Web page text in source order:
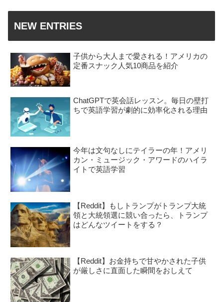
NEW ENTRIES
子供から大人まで愛される！アメリカの
定番スナック人気10商品を紹介
ChatGPTで英会話レッスン。毎日の壁打
ちで英語学習が劇的に効率化される理由
今年は文句なしにテイラーの年！アメリ
カン・ミュージック・アワードのハイラ
イトで英語学習
【Reddit】もしトランプがトランプ大統
領と大統領選に競い合ったら、トランプ
はどんなツイートをする？
【Reddit】お金持ちで甘やかされた子供
が厳しさに直面した瞬間をおしえて